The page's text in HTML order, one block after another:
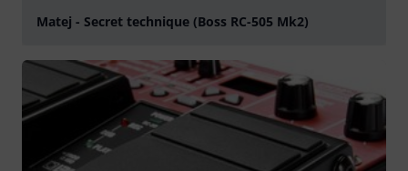
Matej - Secret technique (Boss RC-505 Mk2)